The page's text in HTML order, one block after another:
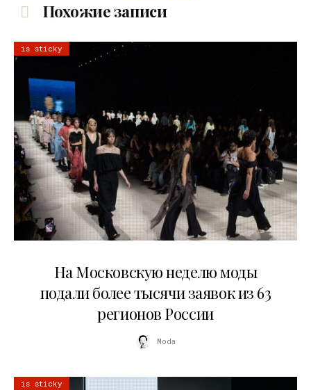
Похожие записи
is sticky
На Московскую неделю моды
подали более тысячи заявок из 63
регионов России
Moda
is sticky